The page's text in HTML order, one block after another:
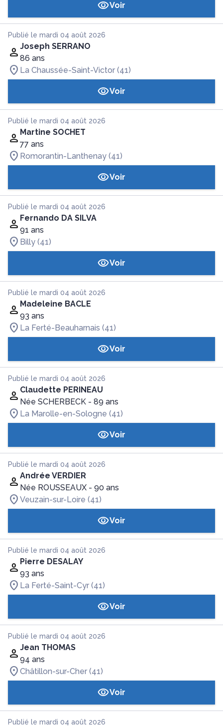
Voir
Publié le mardi 04 août 2026
Joseph SERRANO
86 ans
La Chaussée-Saint-Victor (41)
Voir
Publié le mardi 04 août 2026
Martine SOCHET
77 ans
Romorantin-Lanthenay (41)
Voir
Publié le mardi 04 août 2026
Fernando DA SILVA
91 ans
Billy (41)
Voir
Publié le mardi 04 août 2026
Madeleine BACLE
93 ans
La Ferté-Beauharnais (41)
Voir
Publié le mardi 04 août 2026
Claudette PERINEAU
Née SCHERBECK - 89 ans
La Marolle-en-Sologne (41)
Voir
Publié le mardi 04 août 2026
Andrée VERDIER
Née ROUSSEAUX - 90 ans
Veuzain-sur-Loire (41)
Voir
Publié le mardi 04 août 2026
Pierre DESALAY
93 ans
La Ferté-Saint-Cyr (41)
Voir
Publié le mardi 04 août 2026
Jean THOMAS
94 ans
Châtillon-sur-Cher (41)
Voir
Publié le mardi 04 août 2026